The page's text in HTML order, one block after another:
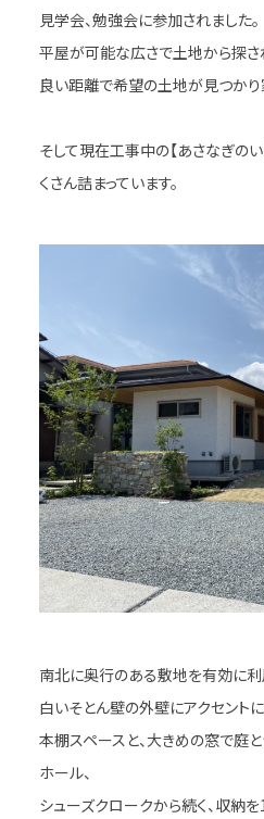
見学会、勉強会に参加されました。
平屋が可能な広さで土地から探さ
良い距離で希望の土地が見つかり
そして現在工事中の【あさなぎの
くさん詰まっています。
南北に奥行のある敷地を有効に
白いそとん壁の外壁にアクセント
本棚スペースと、大きめの窓で庭
ホール、
シューズクロークから続く、収納